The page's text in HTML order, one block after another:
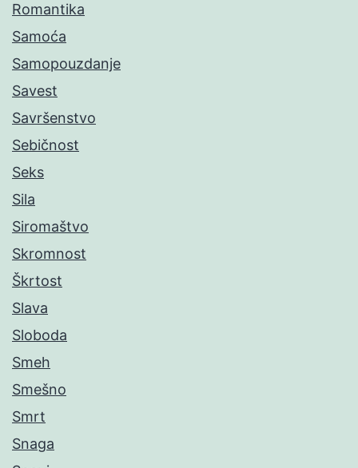
Romantika
Samoća
Samopouzdanje
Savest
Savršenstvo
Sebičnost
Seks
Sila
Siromaštvo
Skromnost
Škrtost
Slava
Sloboda
Smeh
Smešno
Smrt
Snaga